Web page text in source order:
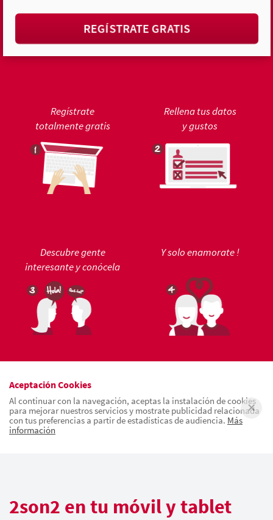
REGÍSTRATE GRATIS
Regístrate
totalmente gratis
Rellena tus datos
y gustos
Descubre gente
interesante y conócela
Y solo enamorate !
Aceptación Cookies
Al continuar con la navegación, aceptas la instalación de cookies
para mejorar nuestros servicios y mostrate publicidad relacionada
con tus preferencias a partir de estadísticas de audiencia. Más
información
2son2 en tu móvil y tablet